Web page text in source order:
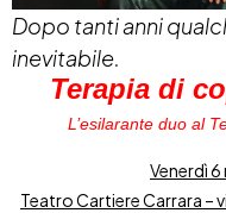
Dopo tanti anni
inevitabile.
Terapia di
L’esilarante duo al
Venerdì
Teatro Cartiere Carrara –